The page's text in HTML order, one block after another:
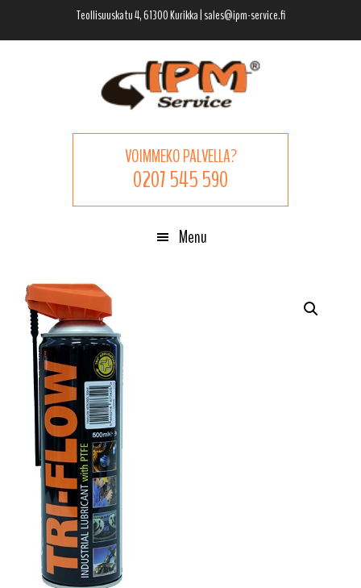
pääsisältöön
ensisijaiseen
alatunnisteeseen
Teollisuuskatu 4, 61300 Kurikka | sales@ipm-service.fi
VOIMMEKO PALVELLA?
0207 545 590
Menu